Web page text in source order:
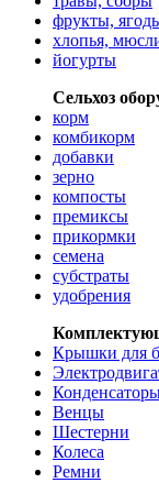
фрукты,
хлопья,
йогурты
Сельхоз
корм
комбикорм
добавки
зерно
компосты
премиксы
прикормки
семена
субстраты
удобрения
Крышки для
Венцы
Шестерни
Колеса
Ремни